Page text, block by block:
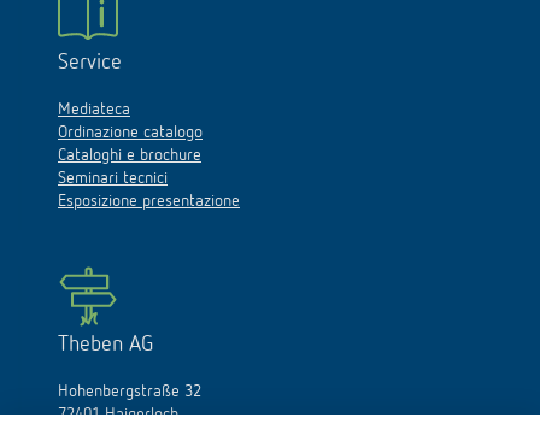
Service
Mediateca
Ordinazione catalogo
Cataloghi e brochure
Seminari tecnici
Esposizione presentazione
Theben AG
Hohenbergstraße 32
72401 Haigerloch